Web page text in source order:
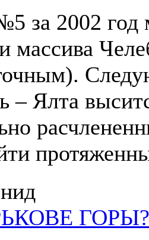
за 2002 год
массива
– Ялта
ГОРЫ?